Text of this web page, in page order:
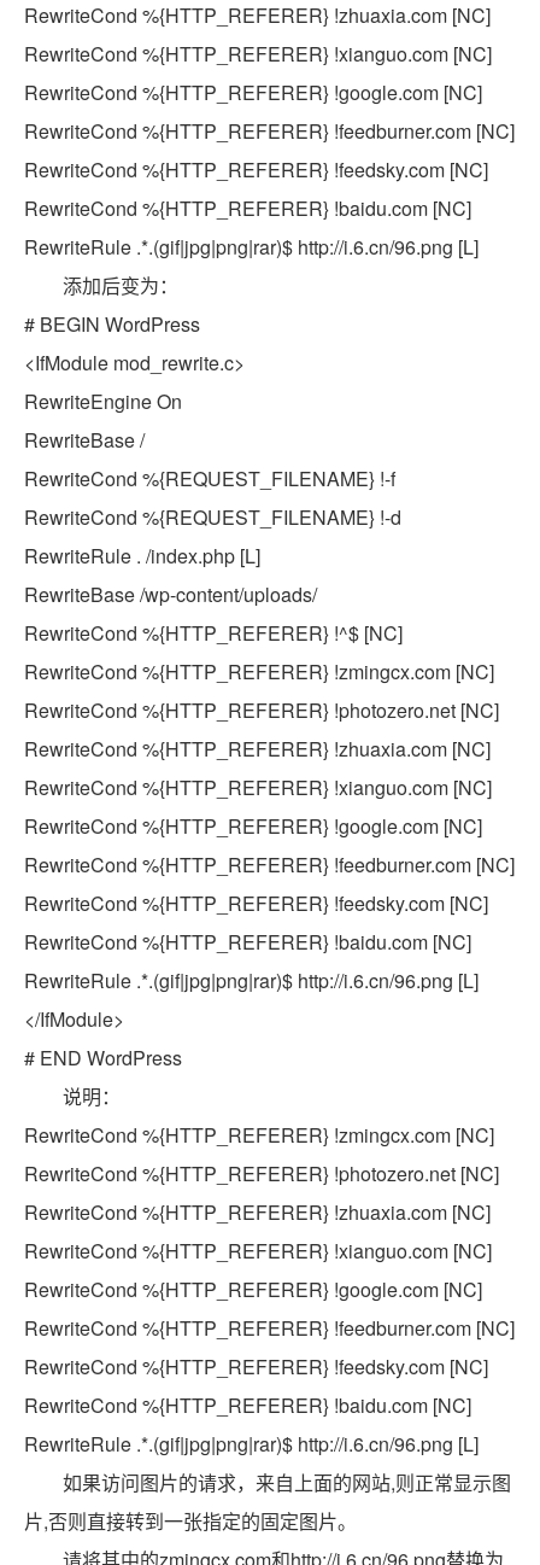
RewriteCond %{HTTP_REFERER} !zhuaxia.com [NC]
RewriteCond %{HTTP_REFERER} !xianguo.com [NC]
RewriteCond %{HTTP_REFERER} !google.com [NC]
RewriteCond %{HTTP_REFERER} !feedburner.com [NC]
RewriteCond %{HTTP_REFERER} !feedsky.com [NC]
RewriteCond %{HTTP_REFERER} !baidu.com [NC]
RewriteRule .*.(gif|jpg|png|rar)$ http://i.6.cn/96.png [L]
添加后变为：
# BEGIN WordPress
<IfModule mod_rewrite.c>
RewriteEngine On
RewriteBase /
RewriteCond %{REQUEST_FILENAME} !-f
RewriteCond %{REQUEST_FILENAME} !-d
RewriteRule . /index.php [L]
RewriteBase /wp-content/uploads/
RewriteCond %{HTTP_REFERER} !^$ [NC]
RewriteCond %{HTTP_REFERER} !zmingcx.com [NC]
RewriteCond %{HTTP_REFERER} !photozero.net [NC]
RewriteCond %{HTTP_REFERER} !zhuaxia.com [NC]
RewriteCond %{HTTP_REFERER} !xianguo.com [NC]
RewriteCond %{HTTP_REFERER} !google.com [NC]
RewriteCond %{HTTP_REFERER} !feedburner.com [NC]
RewriteCond %{HTTP_REFERER} !feedsky.com [NC]
RewriteCond %{HTTP_REFERER} !baidu.com [NC]
RewriteRule .*.(gif|jpg|png|rar)$ http://i.6.cn/96.png [L]
</IfModule>
# END WordPress
说明：
RewriteCond %{HTTP_REFERER} !zmingcx.com [NC]
RewriteCond %{HTTP_REFERER} !photozero.net [NC]
RewriteCond %{HTTP_REFERER} !zhuaxia.com [NC]
RewriteCond %{HTTP_REFERER} !xianguo.com [NC]
RewriteCond %{HTTP_REFERER} !google.com [NC]
RewriteCond %{HTTP_REFERER} !feedburner.com [NC]
RewriteCond %{HTTP_REFERER} !feedsky.com [NC]
RewriteCond %{HTTP_REFERER} !baidu.com [NC]
RewriteRule .*.(gif|jpg|png|rar)$ http://i.6.cn/96.png [L]
如果访问图片的请求，来自上面的网站,则正常显示图
片,否则直接转到一张指定的固定图片。